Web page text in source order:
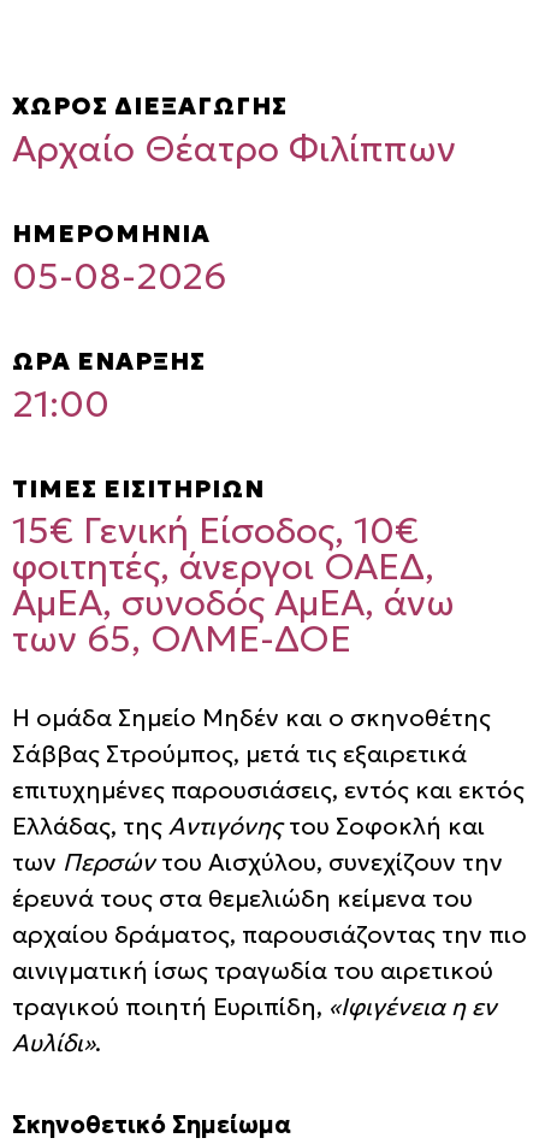
ΧΩΡΟΣ ΔΙΕΞΑΓΩΓΗΣ
Αρχαίο Θέατρο Φιλίππων
ΗΜΕΡΟΜΗΝΙΑ
05-08-2026
ΩΡΑ ΕΝΑΡΞΗΣ
21:00
ΤΙΜΕΣ ΕΙΣΙΤΗΡΙΩΝ
15€ Γενική Είσοδος, 10€
φοιτητές, άνεργοι ΟΑΕΔ,
ΑμΕΑ, συνοδός ΑμΕΑ, άνω
των 65, ΟΛΜΕ-ΔΟΕ
Η ομάδα Σημείο Μηδέν και ο σκηνοθέτης
Σάββας Στρούμπος, μετά τις εξαιρετικά
επιτυχημένες παρουσιάσεις, εντός και εκτός
Ελλάδας, τηςΑντιγόνηςτου Σοφοκλή και
των Περσώντου Αισχύλου, συνεχίζουν την
έρευνά τους στα θεμελιώδη κείμενα του
αρχαίου δράματος, παρουσιάζοντας την πιο
αινιγματική ίσως τραγωδία του αιρετικού
τραγικού ποιητή Ευριπίδη, «Ιφιγένεια η εν
Αυλίδι».
Σκηνοθετικό Σημείωμα